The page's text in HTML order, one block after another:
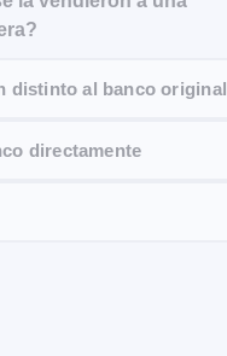
distinto al banco original
directamente